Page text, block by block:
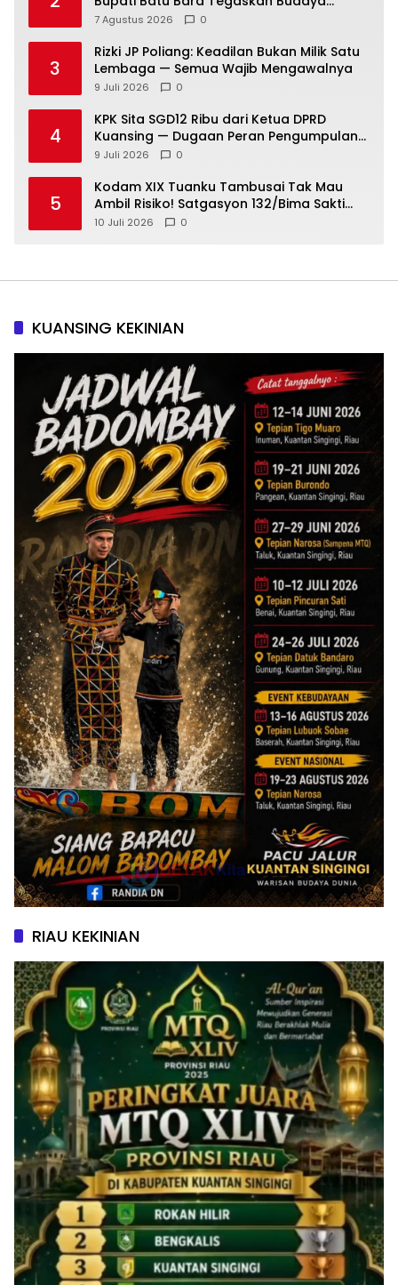
Melayu Harus Tetap Hidup
7 Agustus 2026 0
3
Rizki JP Poliang: Keadilan Bukan Milik Satu
Lembaga — Semua Wajib Mengawalnya
9 Juli 2026 0
4
KPK Sita SGD12 Ribu dari Ketua DPRD
Kuansing — Dugaan Peran Pengumpulan
Dana Alih Fungsi Hutan Diusut
9 Juli 2026 0
5
Kodam XIX Tuanku Tambusai Tak Mau
Ambil Risiko! Satgasyon 132/Bima Sakti
Diuji Total Sebelum Berangkat Operasi
10 Juli 2026 0
KUANSING KEKINIAN
RIAU KEKINIAN